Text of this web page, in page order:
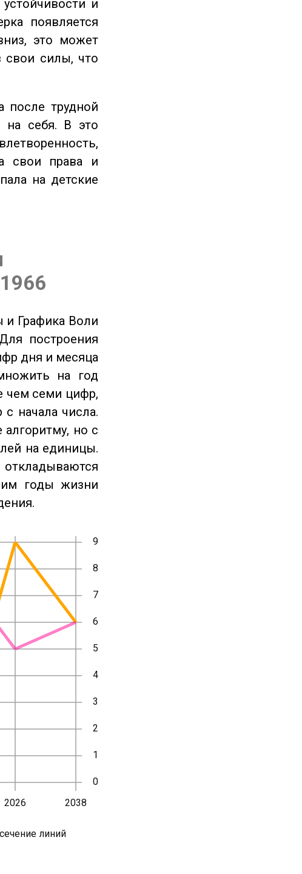
и
появляется
это может
свои силы, что
после трудной
на себя. В это
свои права и
на детские
и Графика Воли
построения
дня и месяца
на год
чем семи цифр,
начала числа.
но с
на единицы.
им годы жизни